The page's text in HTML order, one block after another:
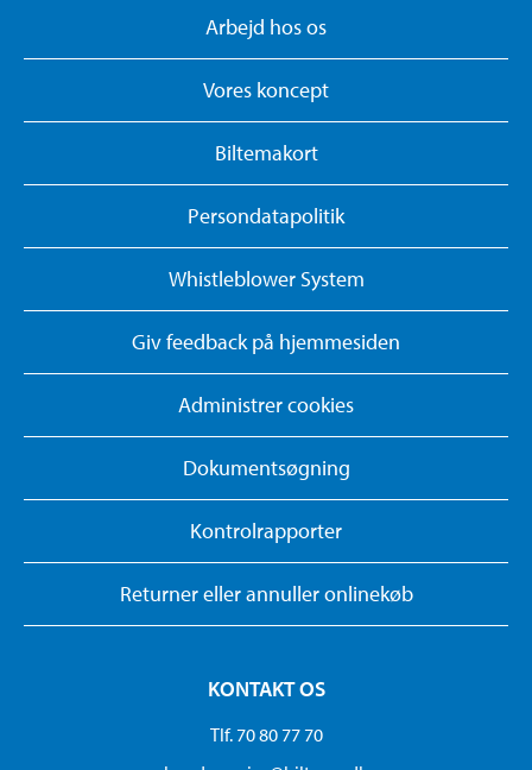
Arbejd hos os
Vores koncept
Biltemakort
Persondatapolitik
Whistleblower System
Giv feedback på hjemmesiden
Administrer cookies
Dokumentsøgning
Kontrolrapporter
Returner eller annuller onlinekøb
KONTAKT OS
Tlf. 70 80 77 70